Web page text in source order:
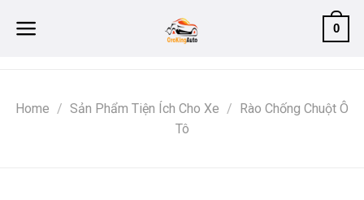
0
Home / Sản Phẩm Tiện Ích Cho Xe / Rào Chống Chuột Ô
Tô